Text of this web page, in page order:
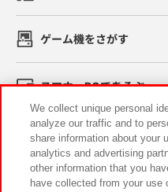
ゲーム機をさがす
スマホ・PCであそぶ
イベント・キャンペーン
We collect unique personal
analyze our traffic and to
share information about your
analytics and advertising
other information that you
have collected from your